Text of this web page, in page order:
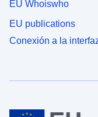
EU Whoiswho
EU publications
Conexión a la